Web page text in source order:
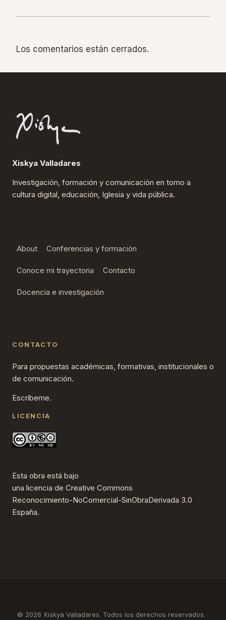
Los comentarios están cerrados.
Xiskya Valladares
Investigación, formación y comunicación en torno a
cultura digital, educación, Iglesia y vida pública.
About Conferencias y formación
Conoce mi trayectoria Contacto
Docencia e investigación
CONTACTO
Para propuestas académicas, formativas, institucionales o
de comunicación.
Escríbeme.
LICENCIA
Esta obra está bajo
una licencia de Creative Commons
Reconocimiento-NoComercial-SinObraDerivada 3.0
España.
© 2026 Xiskya Valladares. Todos los derechos reservados. ·